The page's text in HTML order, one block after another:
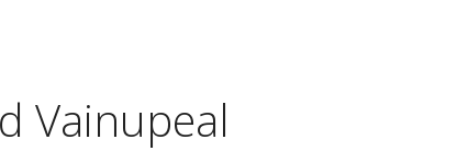
Vainupeal